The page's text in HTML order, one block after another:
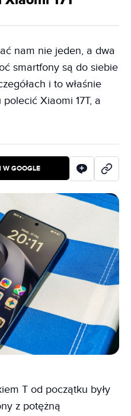
nam nie jeden, a dwa
smartfony są do siebie
i to właśnie
Xiaomi 17T, a
GOOGLE
T od początku były
z potężną